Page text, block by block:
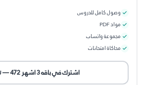
وصول كامل للدروس
مواد PDF
مجموعة واتساب
محاكاة امتحانات
اشترك فيباقه 3 اشهر 472 —